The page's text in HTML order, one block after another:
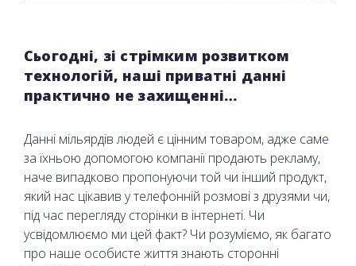
Сьогодні, зі стрімким розвитком
технологій, наші приватні данні
практично не захищенні…
Данні мільярдів людей є цінним товаром, адже саме
за їхньою допомогою компанії продають рекламу,
наче випадково пропонуючи той чи інший продукт,
який нас цікавив у телефонній розмові з друзями чи,
під час перегляду сторінки в інтернеті. Чи
усвідомлюємо ми цей факт? Чи розуміємо, як багато
про наше особисте життя знають сторонні